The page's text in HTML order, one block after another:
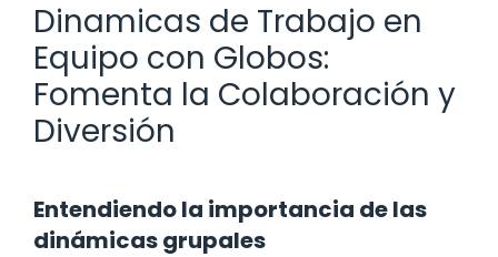
Dinamicas de Trabajo en
Equipo con Globos:
Fomenta la Colaboración y
Diversión
Entendiendo la importancia de las
dinámicas grupales